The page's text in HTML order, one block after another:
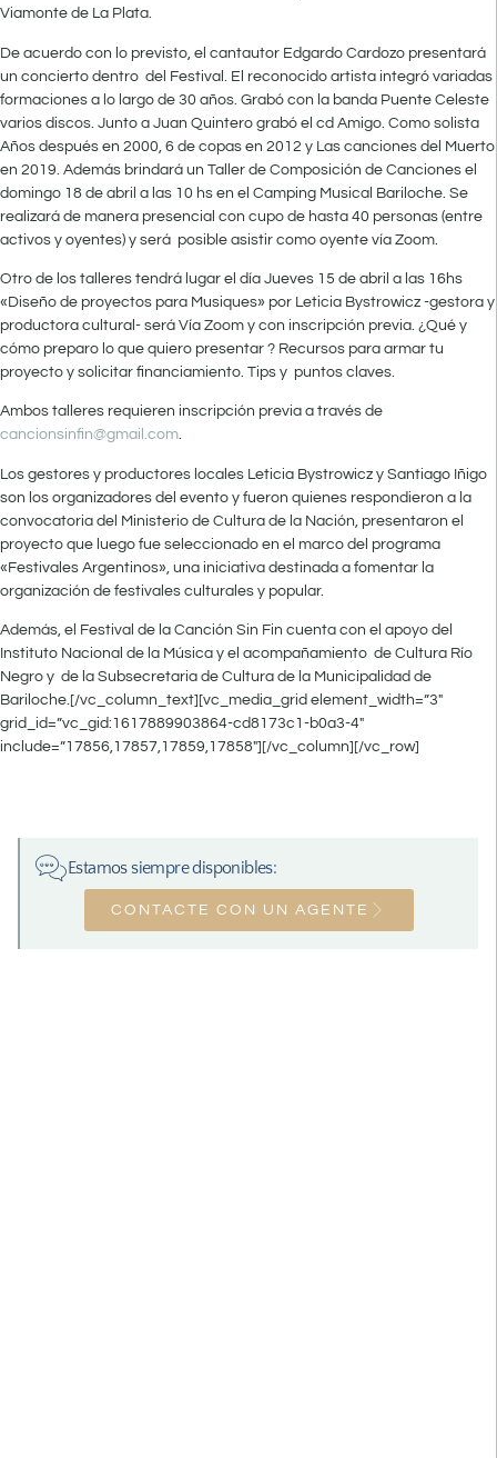
Viamonte de La Plata.
De acuerdo con lo previsto, el cantautor Edgardo Cardozo presentará
un concierto dentro del Festival. El reconocido artista integró variadas
formaciones a lo largo de 30 años. Grabó con la banda Puente Celeste
varios discos. Junto a Juan Quintero grabó el cd Amigo. Como solista
Años después en 2000, 6 de copas en 2012 y Las canciones del Muerto
en 2019. Además brindará un Taller de Composición de Canciones el
domingo 18 de abril a las 10 hs en el Camping Musical Bariloche. Se
realizará de manera presencial con cupo de hasta 40 personas (entre
activos y oyentes) y será posible asistir como oyente vía Zoom.
Otro de los talleres tendrá lugar el día Jueves 15 de abril a las 16hs
«Diseño de proyectos para Musiques» por Leticia Bystrowicz -gestora y
productora cultural- será Vía Zoom y con inscripción previa. ¿Qué y
cómo preparo lo que quiero presentar ? Recursos para armar tu
proyecto y solicitar financiamiento. Tips y puntos claves.
Ambos talleres requieren inscripción previa a través de
cancionsinfin@gmail.com.
Los gestores y productores locales Leticia Bystrowicz y Santiago Iñigo
son los organizadores del evento y fueron quienes respondieron a la
convocatoria del Ministerio de Cultura de la Nación, presentaron el
proyecto que luego fue seleccionado en el marco del programa
«Festivales Argentinos», una iniciativa destinada a fomentar la
organización de festivales culturales y popular.
Además, el Festival de la Canción Sin Fin cuenta con el apoyo del
Instituto Nacional de la Música y el acompañamiento de Cultura Río
Negro y de la Subsecretaria de Cultura de la Municipalidad de
Bariloche.[/vc_column_text][vc_media_grid element_width=”3″
grid_id=”vc_gid:1617889903864-cd8173c1-b0a3-4″
include=”17856,17857,17859,17858″][/vc_column][/vc_row]
Estamos siempre disponibles:
CONTACTE CON UN AGENTE